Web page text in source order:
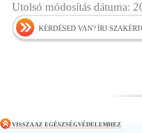
Utolsó módosítás dátuma:
KÉRDÉSED VAN? ÍRJ
VISSZA AZ EGÉSZSÉGVÉDELEMHEZ